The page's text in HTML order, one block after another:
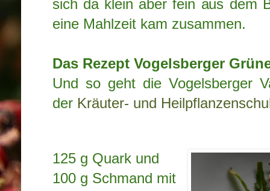
sich da klein aber fein aus dem
eine Mahlzeit kam zusammen.
Das Rezept Vogelsberger
Und so geht die Vogelsberger
der Kräuter- und
125 g Quark und
100 g Schmand mit